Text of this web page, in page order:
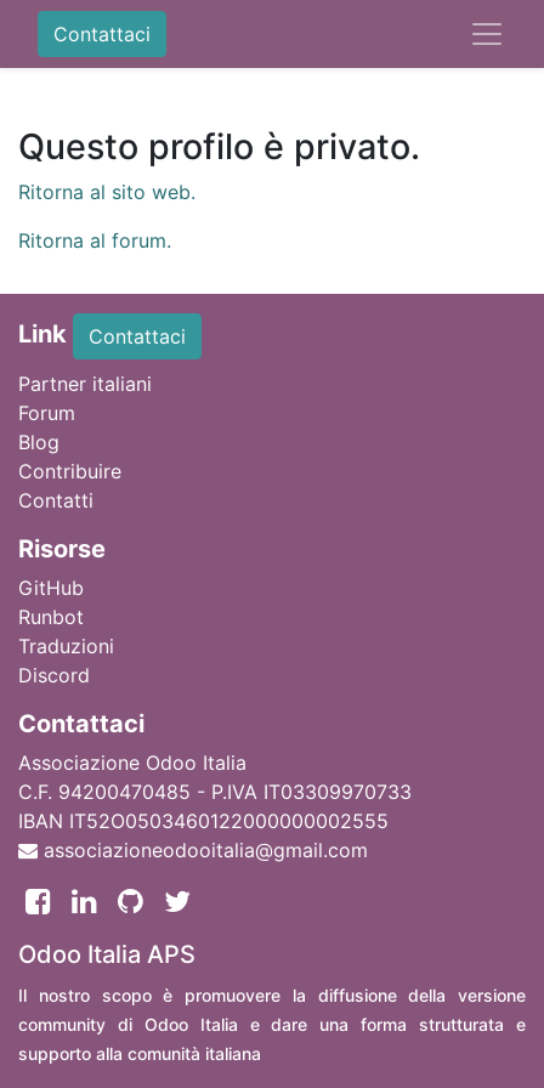
Contattaci
Questo profilo è privato.
Ritorna al sito web.
Ritorna al forum.
Link
Contattaci
Partner italiani
Forum
Blog
Contribuire
Contatti
Risorse
GitHub
Runbot
Traduzioni
Discord
Contattaci
Associazione Odoo Italia
C.F. 94200470485 - P.IVA IT03309970733
IBAN IT52O0503460122000000002555
associazioneodooitalia@gmail.com
Odoo Italia APS
Il nostro scopo è promuovere la diffusione della versione
community di Odoo Italia e dare una forma strutturata e
supporto alla comunità italiana